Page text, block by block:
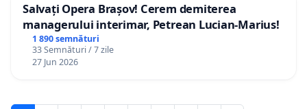
Salvați Opera Brașov! Cerem demiterea
managerului interimar, Petrean Lucian-Marius!
1 890 semnături
33 Semnături / 7 zile
27 Jun 2026